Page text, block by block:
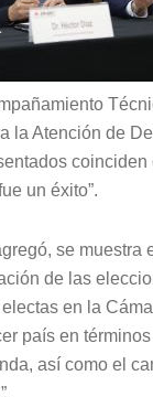
la Atención de
coinciden
un éxito”.
se muestra
de las
en la
país en
así como el